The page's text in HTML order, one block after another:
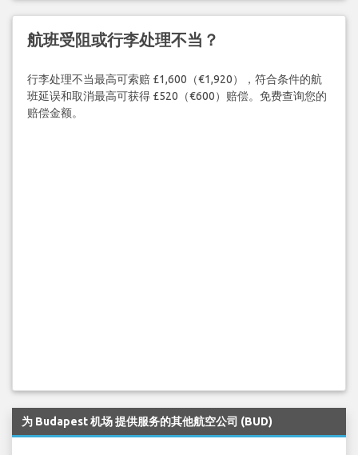
航班受阻或行李处理不当？
行李处理不当最高可索赔 £1,600（€1,920），符合条件的航
班延误和取消最高可获得 £520（€600）赔偿。免费查询您的
赔偿金额。
为 Budapest 机场 提供服务的其他航空公司 (BUD)